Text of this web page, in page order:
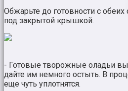
Обжарьте до готовности с обеих
под закрытой крышкой.
- Готовые творожные оладьи
дайте им немного остыть. В
еще чуть уплотнятся.